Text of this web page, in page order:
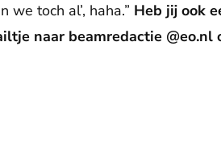
we toch al’, haha.” Heb jij ook
naar beamredactie